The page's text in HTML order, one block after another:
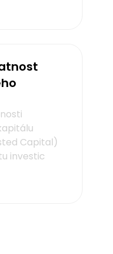
Capital)
investic